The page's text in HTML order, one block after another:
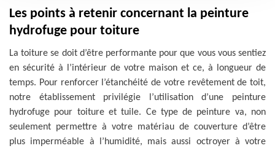
Les points à retenir concernant la peinture
hydrofuge pour toiture
La toiture se doit d’être performante pour que vous vous sentiez
en sécurité à l’intérieur de votre maison et ce, à longueur de
temps. Pour renforcer l’étanchéité de votre revêtement de toit,
notre établissement privilégie l’utilisation d’une peinture
hydrofuge pour toiture et tuile. Ce type de peinture va, non
seulement permettre à votre matériau de couverture d’être
plus imperméable à l’humidité, mais aussi octroyer à votre